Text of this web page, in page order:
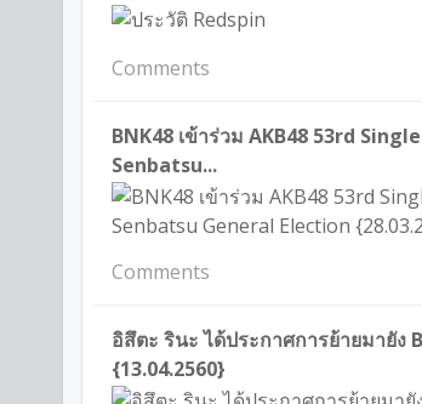
Comments
BNK48 เข้าร่วม AKB48 53rd
Senbatsu...
Comments
อิสึตะ รินะ ได้ประกาศการย้ายมายัง
{13.04.2560}